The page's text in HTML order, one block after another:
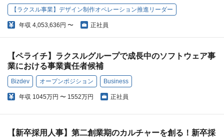
【ラクスル事業】デザイン制作オペレーション推進リーダー
年収 4,053,636円 〜 正社員
【ペライチ】ラクスルグループで成長中のソフトウェア事
業における事業責任者候補
Bizdev オープンポジション Business
年収 1045万円 〜 1552万円 正社員
【新卒採用人事】第二創業期のカルチャーを創る！新卒採